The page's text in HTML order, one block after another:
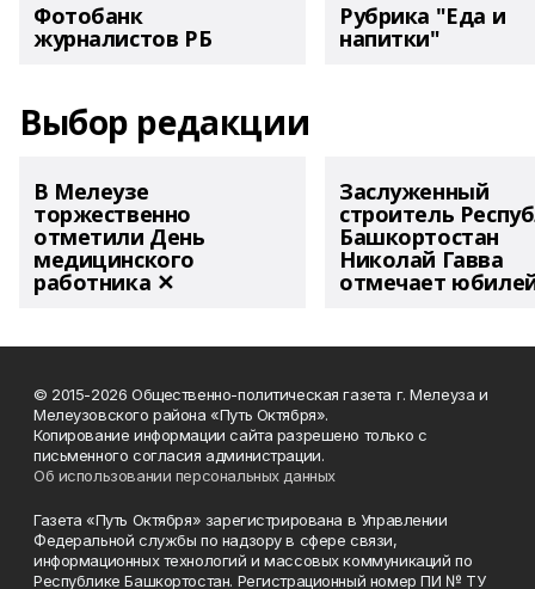
Фотобанк
журналистов РБ
Рубрика "Еда и
напитки"
Выбор редакции
В Мелеузе
торжественно
отметили День
медицинского
работника ✕
Заслуженный
строитель
Башкортостан
Николай Гавва
отмечает
© 2015-2026 Общественно-политическая газета г. Мелеуза и
Мелеузовского района «Путь Октября».
Копирование информации сайта разрешено только с
письменного согласия администрации.
Об использовании персональных данных
Газета «Путь Октября» зарегистрирована в Управлении
Федеральной службы по надзору в сфере связи,
информационных технологий и массовых коммуникаций по
Республике Башкортостан. Регистрационный номер ПИ № ТУ